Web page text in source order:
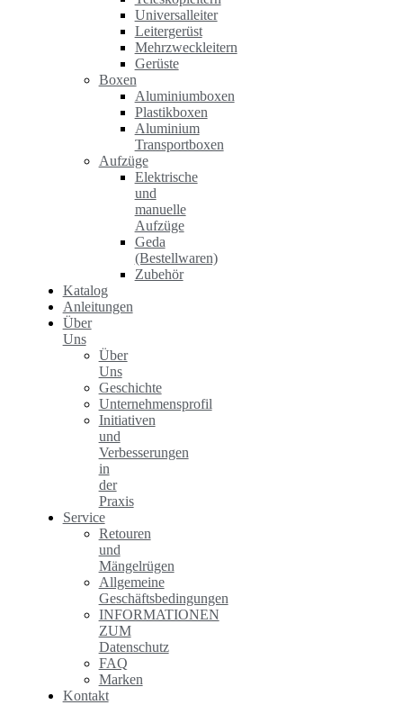
Universalleiter
Leitergerüst
Mehrzweckleitern
Gerüste
Boxen
Aluminiumboxen
Plastikboxen
Aluminium
Transportboxen
Aufzüge
Elektrische
und
manuelle
Aufzüge
Geda
(Bestellwaren)
Zubehör
Katalog
Anleitungen
Über
Uns
Über
Uns
Geschichte
Unternehmensprofil
Initiativen
und
Verbesserungen
in
der
Praxis
Service
Retouren
und
Mängelrügen
Allgemeine
Geschäftsbedingungen
INFORMATIONEN
ZUM
Datenschutz
FAQ
Marken
Kontakt